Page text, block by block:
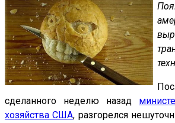
сделанного неделю назад
хозяйства США, разгорелся